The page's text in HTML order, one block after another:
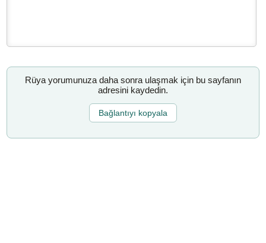
Rüya yorumunuza daha sonra ulaşmak için bu sayfanın
adresini kaydedin.
Bağlantıyı kopyala